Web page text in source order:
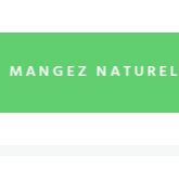
MANGEZ NATUREL